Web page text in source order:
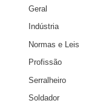
Geral
Indústria
Normas e Leis
Profissão
Serralheiro
Soldador